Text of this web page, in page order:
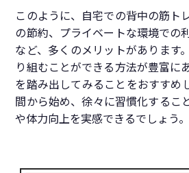
このように、自宅での背中の筋ト
の節約、プライベートな環境での
など、多くのメリットがあります
り組むことができる方法が豊富に
を踏み出してみることをおすすめ
間から始め、徐々に習慣化するこ
や体力向上を実感できるでしょう。